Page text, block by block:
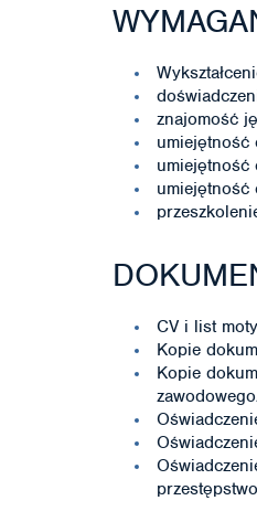
znajomość
umiejętność
umiejętność
umiejętność
CV i list
Kopie
Kopie